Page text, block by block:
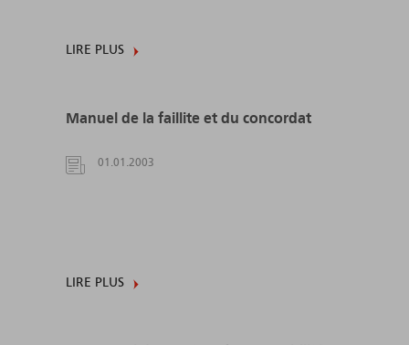
LIRE PLUS
Manuel de la faillite et du concordat
01.01.2003
LIRE PLUS